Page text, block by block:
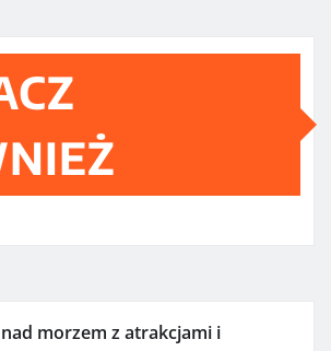
morzem z atrakcjami i